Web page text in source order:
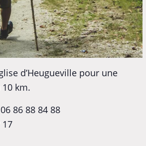
d’Heugueville pour une
km.
86 88 84 88
17